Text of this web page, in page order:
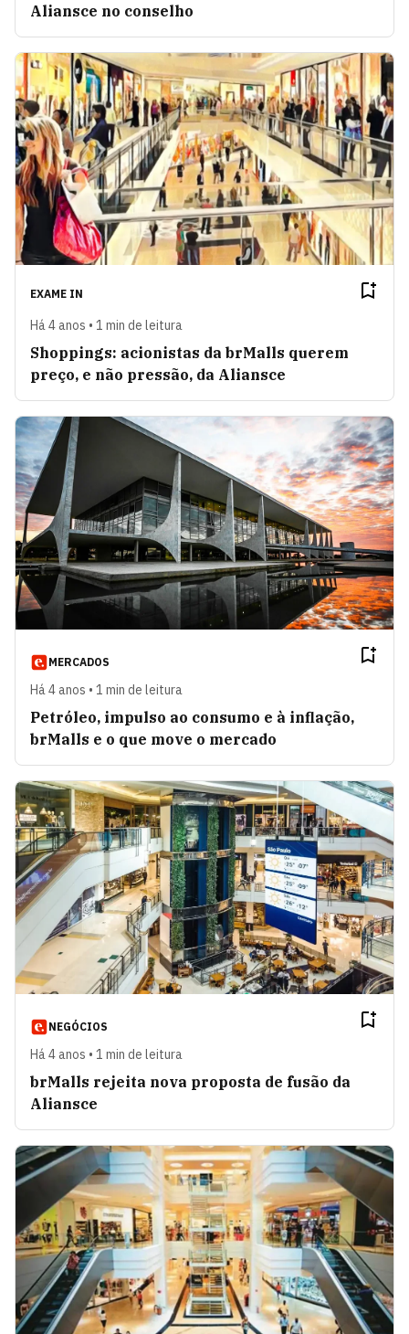
Aliansce no conselho
EXAME IN
Há 4 anos • 1 min de leitura
Shoppings: acionistas da brMalls querem
preço, e não pressão, da Aliansce
MERCADOS
Há 4 anos • 1 min de leitura
Petróleo, impulso ao consumo e à inflação,
brMalls e o que move o mercado
NEGÓCIOS
Há 4 anos • 1 min de leitura
brMalls rejeita nova proposta de fusão da
Aliansce